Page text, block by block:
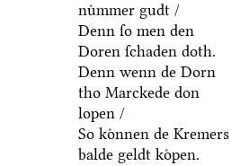
nuͤmmer gudt /
Denn ſo men den
Doren ſchaden doth.
Denn wenn de Dorn
tho Marckede don
lopen /
So koͤnnen de Kremers
balde geldt koͤpen.